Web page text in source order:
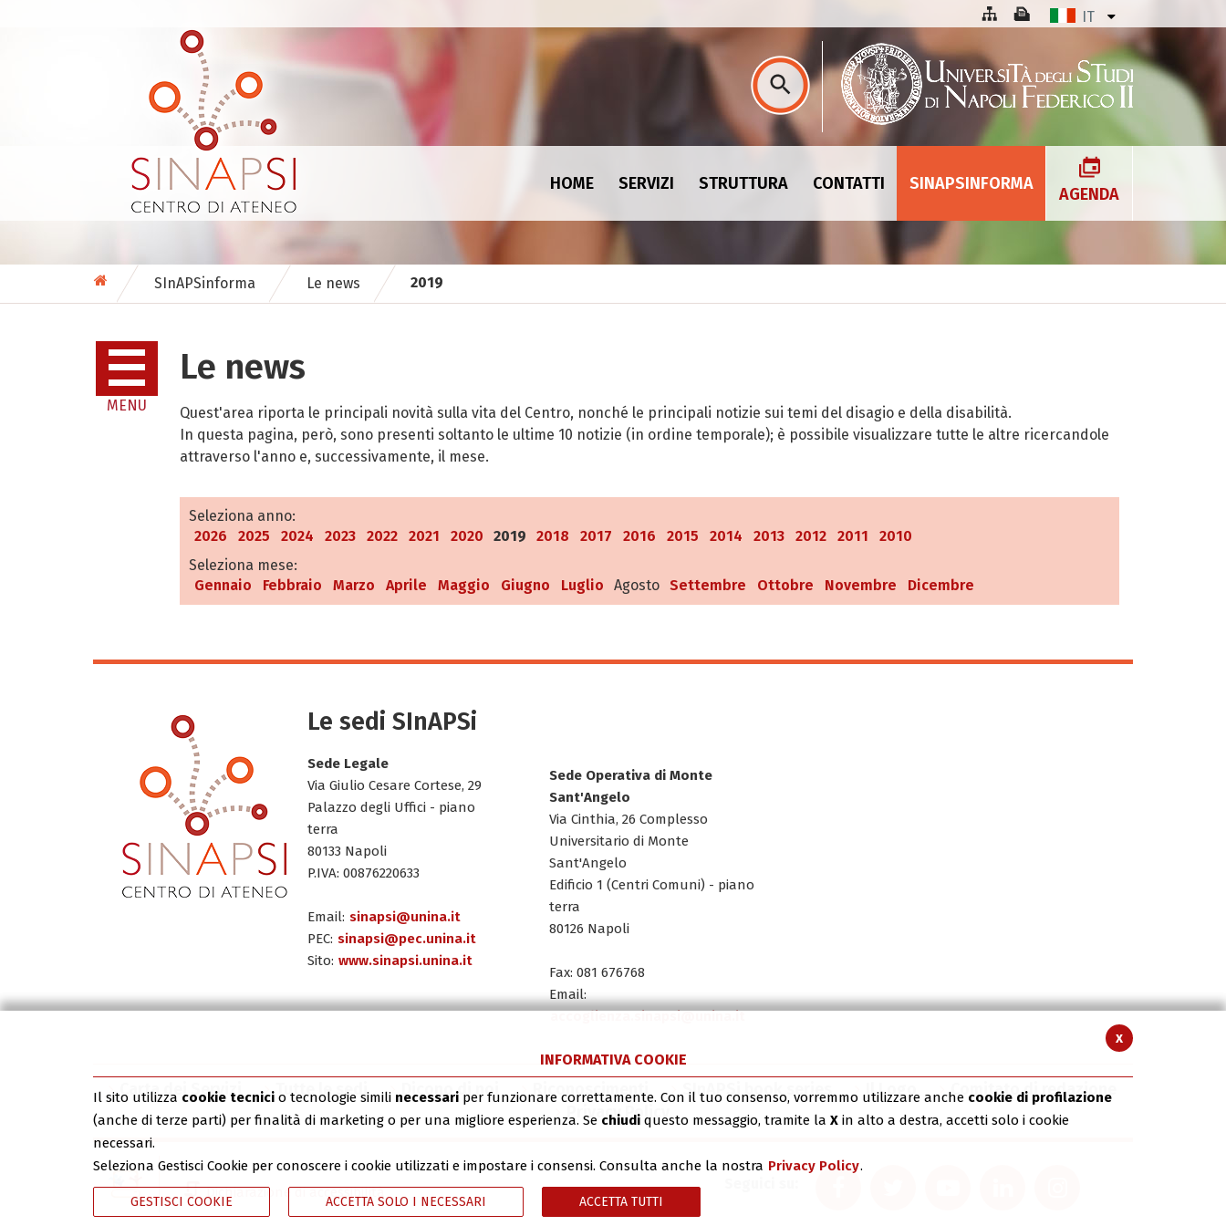
IT
HOME SERVIZI STRUTTURA CONTATTI SINAPSINFORMA
AGENDA
SInAPSinforma Le news 2019
MENU
Le news
Quest'area riporta le principali novità sulla vita del Centro, nonché le principali notizie sui temi del disagio e della disabilità.
In questa pagina, però, sono presenti soltanto le ultime 10 notizie (in ordine temporale); è possibile visualizzare tutte le altre ricercandole
attraverso l'anno e, successivamente, il mese.
Seleziona anno:
2026
2025 2024 2023 2022 2021 2020 2019 2018 2017 2016 2015 2014 2013 2012 2011
2010
Seleziona mese:
Gennaio
Febbraio Marzo Aprile Maggio Giugno Luglio Agosto Settembre Ottobre Novembre Dicembre
Le sedi SInAPSi
Sede Legale
Via Giulio Cesare Cortese, 29
Palazzo degli Uffici - piano
terra
80133 Napoli
P.IVA: 00876220633
Email: sinapsi@unina.it
PEC: sinapsi@pec.unina.it
Sito: www.sinapsi.unina.it
Sede Operativa di Monte
Sant'Angelo
Via Cinthia, 26 Complesso
Universitario di Monte
Sant'Angelo
Edificio 1 (Centri Comuni) - piano
terra
80126 Napoli
Fax: 081 676768
Email:
accoglienza.sinapsi@unina.it
Carta dei Servizi Tutte le sedi Dicono di noi Riconoscimenti SInAPSi book series Il Logo
Comitato di redazione
Privacy Policy
Dichiarazione di accessibilità
x
INFORMATIVA COOKIE
Il sito utilizza cookie tecnici o tecnologie simili necessari per funzionare correttamente. Con il tuo consenso, vorremmo utilizzare anche cookie di profilazione
(anche di terze parti) per finalità di marketing o per una migliore esperienza. Se chiudi questo messaggio, tramite la X in alto a destra, accetti solo i cookie
necessari.
Seleziona Gestisci Cookie per conoscere i cookie utilizzati e impostare i consensi. Consulta anche la nostra Privacy Policy.
GESTISCI COOKIE ACCETTA SOLO I NECESSARI ACCETTA TUTTI